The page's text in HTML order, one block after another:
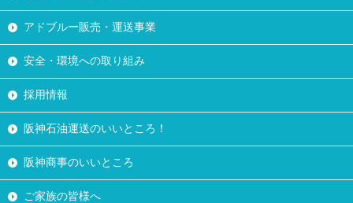
アドブルー販売・運送事業
安全・環境への取り組み
採用情報
阪神石油運送のいいところ！
阪神商事のいいところ
ご家族の皆様へ